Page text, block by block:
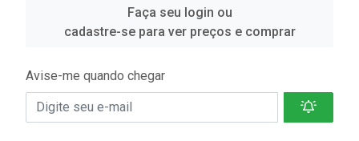
Faça seu login ou
cadastre-se para ver preços e comprar
Avise-me quando chegar